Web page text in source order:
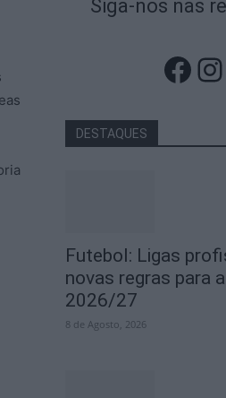
Siga-nos nas
DESTAQUES
Futebol: Ligas
novas regras para
2026/27
8 de Agosto, 2026